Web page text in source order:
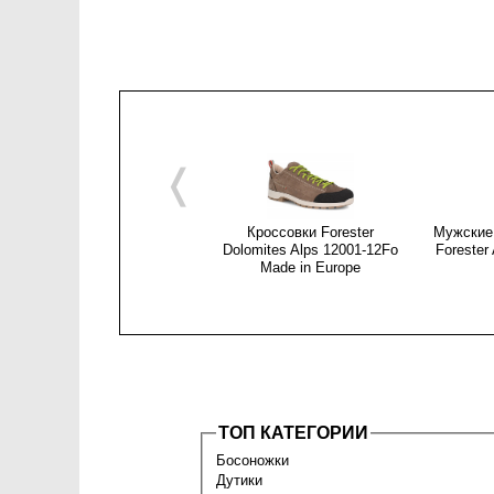
Кроссовки Forester
Dolomites Alps 12001-12Fo
Made in Europe
Forester
❬
ТОП КАТЕГОРИИ
Босоножки
Дутики